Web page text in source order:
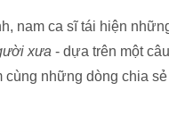
nam ca sĩ tái hiện
xưa - dựa trên một
cùng những dòng chia